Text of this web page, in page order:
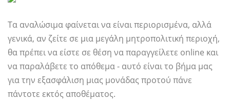
Τα αναλώσιμα φαίνεται να είναι περιορισμένα, αλλά
γενικά, αν ζείτε σε μια μεγάλη μητροπολιτική περιοχή,
θα πρέπει να είστε σε θέση να παραγγείλετε online και
να παραλάβετε το απόθεμα - αυτό είναι το βήμα μας
για την εξασφάλιση μιας μονάδας προτού πάνε
πάντοτε εκτός αποθέματος.